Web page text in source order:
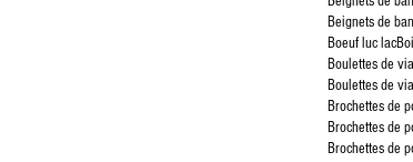
Beignets de
Boeuf luc lac
Boulettes de
Boulettes de
Brochettes de
Brochettes de